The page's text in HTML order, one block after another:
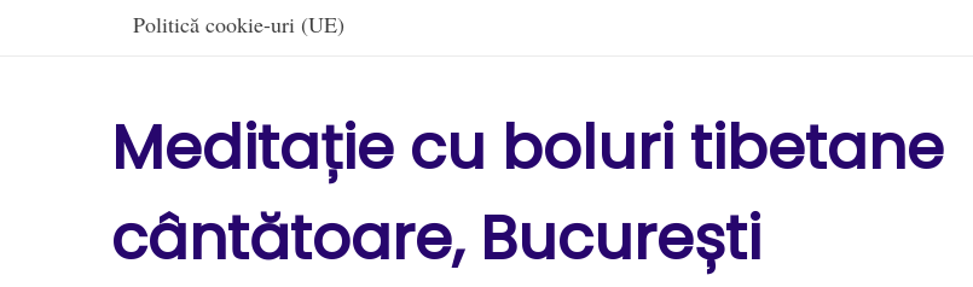
Politică cookie-uri (UE)
Meditație cu boluri tibetane
cântătoare, București